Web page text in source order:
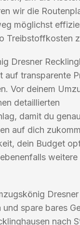
wir die
möglichst
Treibstoffkosten
Dresner
auf transparente
Vor deinem
detaillierten
damit du
auf dich
dein Budget
weitere
Dresner
und spare bares
nach